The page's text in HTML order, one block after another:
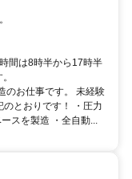
間は8時半から17時半
のお仕事です。 未経験
とおりです！ ・圧力
スを製造 ・全自動...